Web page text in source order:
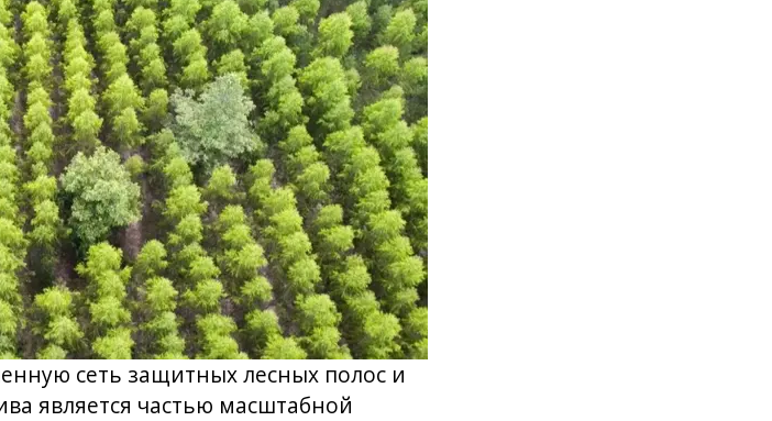
сеть защитных лесных полос и
является частью масштабной